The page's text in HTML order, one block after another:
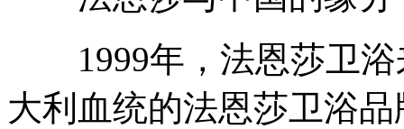
1999年，法恩莎卫浴
大利血统的法恩莎卫浴